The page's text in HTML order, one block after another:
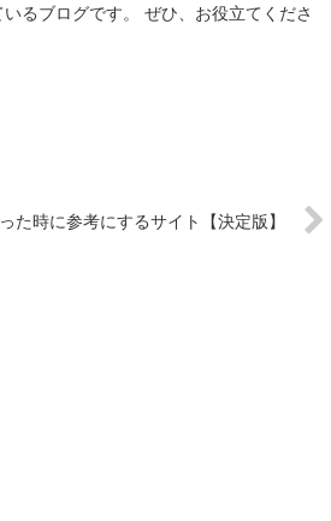
るブログです。 ぜひ、お役立てくださ
た時に参考にするサイト【決定版】